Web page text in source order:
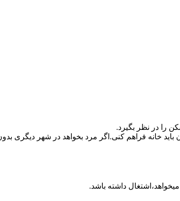
را در نظر بگیرد.
خانه فراهم کنی.اگر مرد بخواهد در شهر دیگری
داشته باشد.